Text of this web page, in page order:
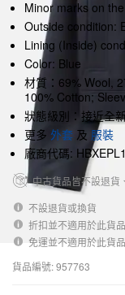
Minor marks on
Outside condition:
Lining (Inside)
Color: Blue
材質：69% Wool,
100% Cotton;
狀態級別：接近全
更多 外套 及 服裝
廠商代碼:
中古貨品皆不設退貨
不設退貨或換貨
折扣並不適用於此貨品
免運並不適用於此貨品
貨品編號: 957763